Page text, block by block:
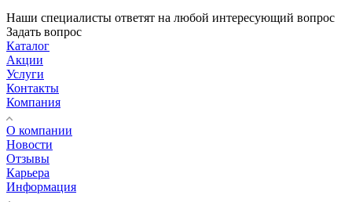
Наши специалисты ответят на любой интересующий вопрос
Задать вопрос
Каталог
Акции
Услуги
Контакты
Компания
О компании
Новости
Отзывы
Карьера
Информация